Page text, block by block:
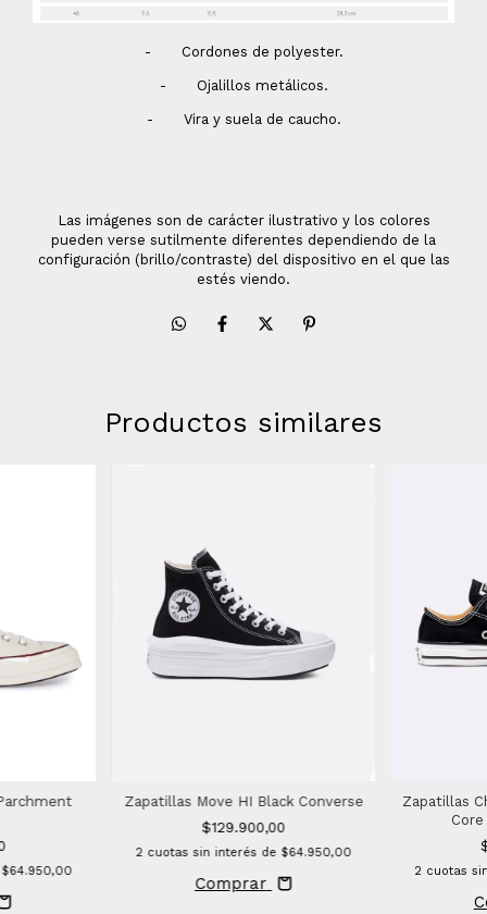
- Cordones de polyester.
- Ojalillos metálicos.
- Vira y suela de caucho.
Las imágenes son de carácter ilustrativo y los colores
pueden verse sutilmente diferentes dependiendo de la
configuración (brillo/contraste) del dispositivo en el que las
estés viendo.
Productos similares
$64.950,00
Zapatillas Move HI Black Converse
$129.900,00
2 cuotas sin interés de $64.950,00
Comprar
Zapatillas
2 cuotas